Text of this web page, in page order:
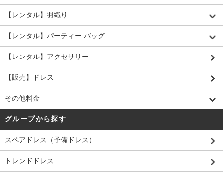
【レンタル】羽織り
【レンタル】パーティー バッグ
【レンタル】アクセサリー
【販売】ドレス
その他料金
グループから探す
スペアドレス（予備ドレス）
トレンドドレス